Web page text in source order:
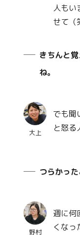
人もい
せて（
きちんと
ね。
大上
でも聞
と怒る
つらかっ
野村
週に何
くなっ